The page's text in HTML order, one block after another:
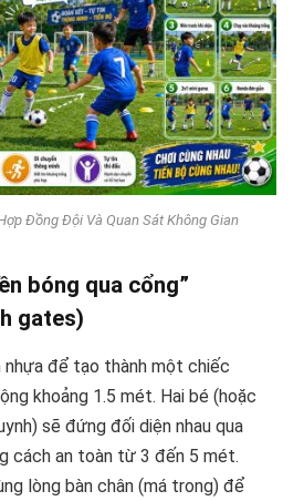
Đồng Đội Và Quan Sát Không Gian
bóng qua cổng”
gates)
nhựa để tạo thành một chiếc
khoảng 1.5 mét. Hai bé (hoặc
sẽ đứng đối diện nhau qua
cách an toàn từ 3 đến 5 mét.
lòng bàn chân (má trong) để